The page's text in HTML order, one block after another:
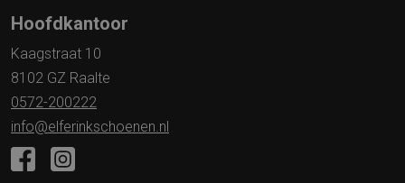
Hoofdkantoor
Kaagstraat 10
8102 GZ Raalte
0572-200222
info@elferinkschoenen.nl